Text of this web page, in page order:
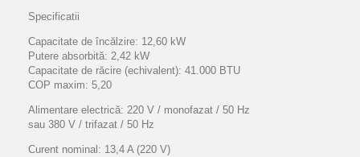
Specificatii
Capacitate de încălzire: 12,60 kW
Putere absorbită: 2,42 kW
Capacitate de răcire (echivalent): 41.000 BTU
COP maxim: 5,20
Alimentare electrică: 220 V / monofazat / 50 Hz
sau 380 V / trifazat / 50 Hz
Curent nominal: 13,4 A (220 V)